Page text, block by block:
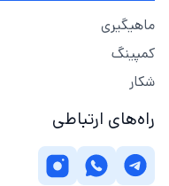
ماهیگیری
کمپینگ
شکار
راه‌های ارتباطی